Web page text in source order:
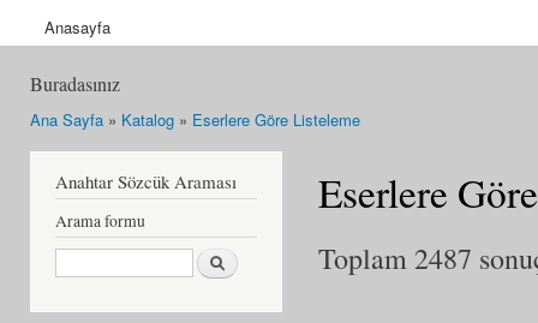
Anasayfa
Buradasınız
Ana Sayfa » Katalog » Eserlere Göre Listeleme
Anahtar Sözcük Araması
Arama formu
Ara
Eserlere
Toplam 2487